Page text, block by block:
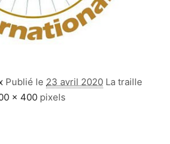
Publié le 23 avril 2020 La traille
× 400 pixels